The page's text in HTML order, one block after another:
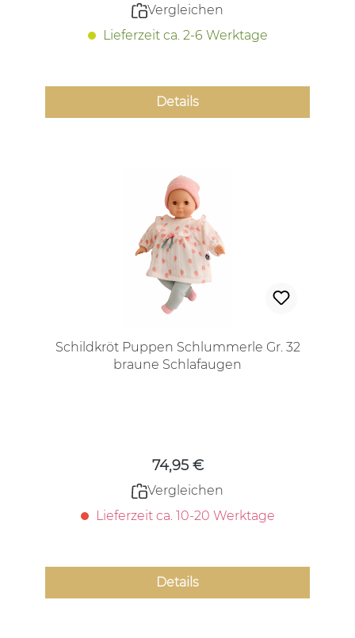
Vergleichen
Lieferzeit ca. 2-6 Werktage
Details
Schildkröt Puppen Schlummerle Gr. 32
braune Schlafaugen
74,95 €
Vergleichen
Lieferzeit ca. 10-20 Werktage
Details